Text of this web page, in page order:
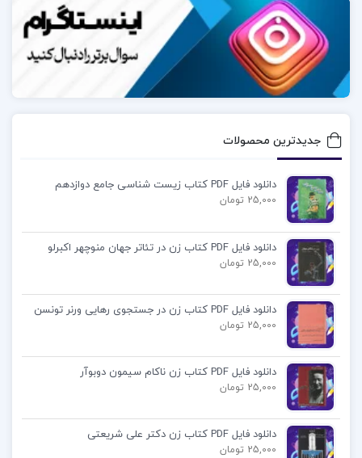
طول زندگی خود، چندین رمان و کتاب کودکان و نوجوانان
منتشر کرده است که مورد توجه و تحسین بسیاری از
خوانندگان و منتقدان قرار گرفته‌اند. مت هیگ در کتاب
“کتابخانه نیمه شب” به موضوعاتی همچون تصمیم‌گیری،
زندگی، و امکانات متفاوت زندگی پرداخته است. این کتاب
جایزه گودریدز را در سال ۲۰۲۰ دریافت کرده است.
دانلود پی دی اف کتاب کتابخانه نیمه شب مت هیگ
PDF
پی دی اف کتاب کتابخانه نیمه شب مت هیگ
دانلود کتاب کتابخانه نیمه شب
دانلود رایگان کتاب صوتی کتابخانه نیمه شب
کتابخانه نیمه شب مت هیگ PDF
جدیدترین محصولات
دانلود فایل PDF کتاب زیست شناسی جامع دوازدهم
25,000 تومان
دانلود فایل PDF کتاب زن در تئاتر جهان منوچهر اکبرلو
25,000 تومان
دانلود فایل PDF کتاب زن در جستجوی رهایی ورنر تونسن
25,000 تومان
دانلود فایل PDF کتاب زن ناکام سیمون دوبوآر
25,000 تومان
دانلود فایل PDF کتاب زن دکتر علی شریعتی
25,000 تومان